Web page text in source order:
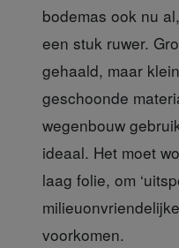
bodemas ook nu
een stuk ruwer.
gehaald, maar
geschoonde
wegenbouw
ideaal. Het moet
laag folie, om
voorkomen.